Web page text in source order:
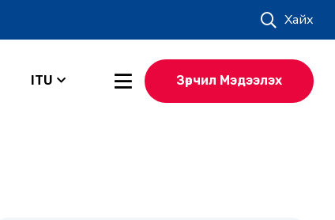
Хайх
ITU Зөрчил Мэдээлэх